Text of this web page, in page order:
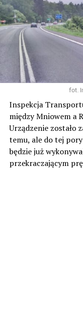
fot.
Inspekcja
między Mniowem a
Urządzenie zostało
temu, ale do tej pory
będzie już
przekraczającym